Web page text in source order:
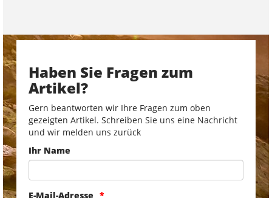
Haben Sie Fragen zum
Artikel?
Gern beantworten wir Ihre Fragen zum oben
gezeigten Artikel. Schreiben Sie uns eine Nachricht
und wir melden uns zurück
Ihr Name
E-Mail-Adresse